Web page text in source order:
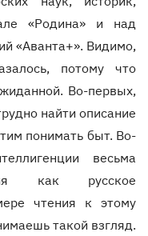
«Родина» и над
«Аванта+». Видимо,
потому что
Во-первых,
найти описание
понимать быт. Во-
весьма
как русское
чтения к этому
такой взгляд.